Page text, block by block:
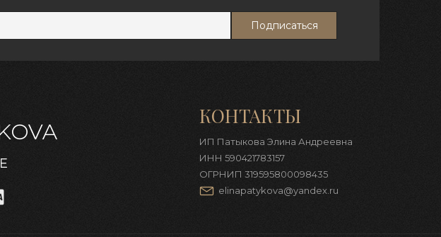
КОНТАКТЫ
ИП Патыкова Элина Андреевна
ИНН 590421783157
ОГРНИП 319595800098435
elinapatykova@yandex.ru